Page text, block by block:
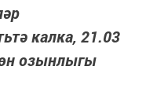
калка, 21.03
озынлыгы